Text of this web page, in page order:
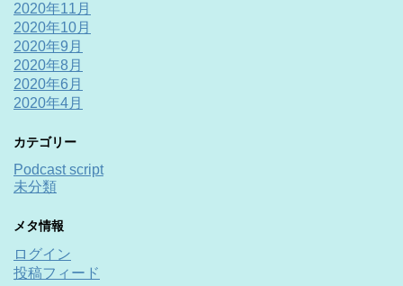
2020年11月
2020年10月
2020年9月
2020年8月
2020年6月
2020年4月
カテゴリー
Podcast script
未分類
メタ情報
ログイン
投稿フィード